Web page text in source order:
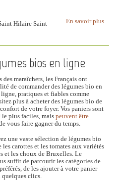
En savoir plus
Hilaire Saint
bios en ligne
maraîchers, les Français ont
de commander des légumes bio en
pratiques et fiables comme
plus à acheter des légumes bio de
de votre foyer. Vos paniers sont
le plus faciles, mais peuvent être
vous faire gagner du temps.
une vaste sélection de légumes bio
carottes et les tomates aux variétés
et les choux de Bruxelles. Le
suffit de parcourir les catégories de
de les ajouter à votre panier
quelques clics.